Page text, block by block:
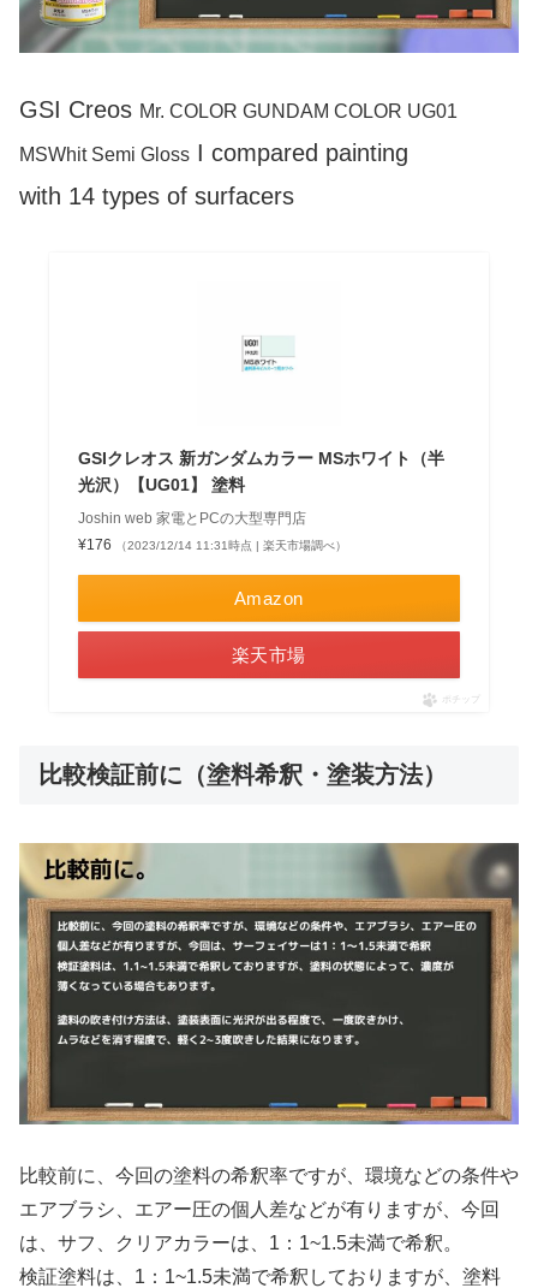
GSI Creos Mr. COLOR GUNDAM COLOR UG01
MSWhit Semi Gloss I compared painting
with 14 types of surfacers
GSIクレオス 新ガンダムカラー MSホワイト（半
光沢）【UG01】 塗料
Joshin web 家電とPCの大型専門店
¥176
（2023/12/14 11:31時点 | 楽天市場調べ）
Amazon
楽天市場
ポチップ
比較検証前に（塗料希釈・塗装方法）
比較前に、今回の塗料の希釈率ですが、環境などの条件や
エアブラシ、エアー圧の個人差などが有りますが、今回
は、サフ、クリアカラーは、1：1~1.5未満で希釈。
検証塗料は、1：1~1.5未満で希釈しておりますが、塗料